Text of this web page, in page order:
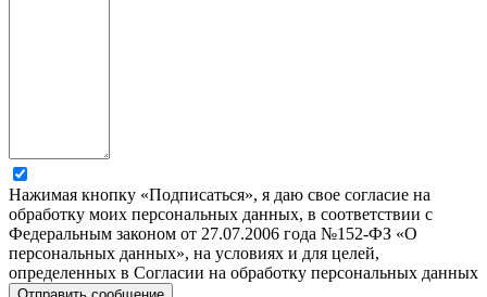
Нажимая кнопку «Подписаться», я даю свое согласие на
обработку моих персональных данных, в соответствии с
Федеральным законом от 27.07.2006 года №152-ФЗ «О
персональных данных», на условиях и для целей,
определенных в Согласии на обработку персональных данных